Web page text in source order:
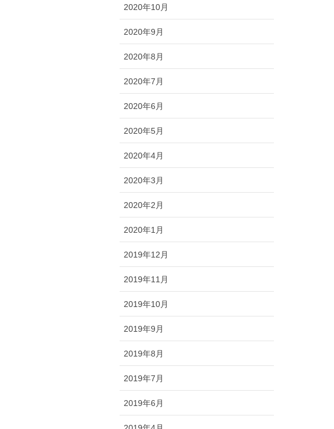
2020年10月
2020年9月
2020年8月
2020年7月
2020年6月
2020年5月
2020年4月
2020年3月
2020年2月
2020年1月
2019年12月
2019年11月
2019年10月
2019年9月
2019年8月
2019年7月
2019年6月